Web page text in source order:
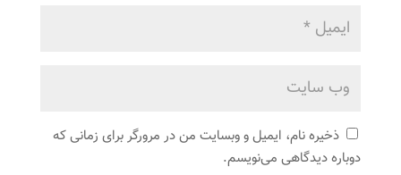
ذخیره نام، ایمیل و وبسایت من در مرورگر برای زمانی که
دوباره دیدگاهی می‌نویسم.